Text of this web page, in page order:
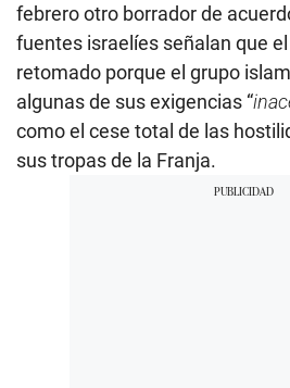
febrero otro borrador de
fuentes israelíes señalan que
retomado porque el grupo
algunas de sus exigencias “
como el cese total de las
sus tropas de la Franja.